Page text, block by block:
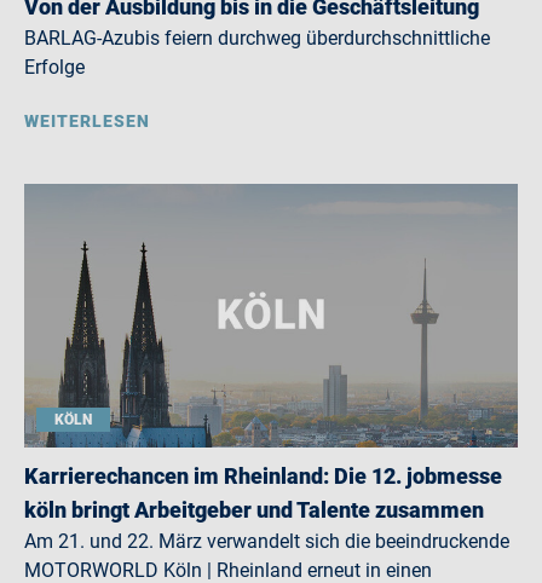
Von der Ausbildung bis in die Geschäftsleitung
BARLAG-Azubis feiern durchweg überdurchschnittliche
Erfolge
WEITERLESEN
KÖLN
Karrierechancen im Rheinland: Die 12. jobmesse
köln bringt Arbeitgeber und Talente zusammen
Am 21. und 22. März verwandelt sich die beeindruckende
MOTORWORLD Köln | Rheinland erneut in einen